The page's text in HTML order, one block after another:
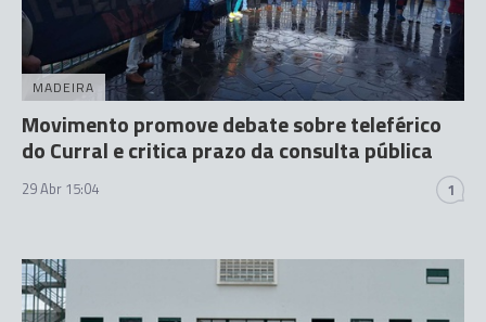
MADEIRA
Movimento promove debate sobre teleférico
do Curral e critica prazo da consulta pública
29 Abr 15:04 1